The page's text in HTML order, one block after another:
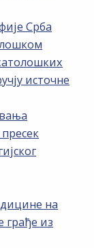
Срба
источне
на
грађе из